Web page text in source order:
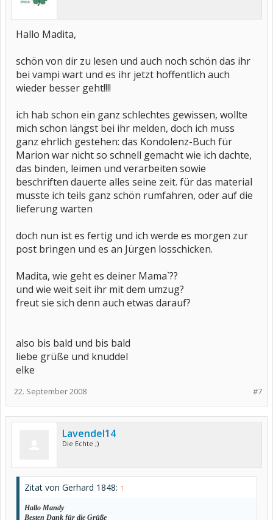
Hallo Madita,
schön von dir zu lesen und auch noch schön das ihr
bei vampi wart und es ihr jetzt hoffentlich auch
wieder besser geht!!!!
ich hab schon ein ganz schlechtes gewissen, wollte
mich schon längst bei ihr melden, doch ich muss
ganz ehrlich gestehen: das Kondolenz-Buch für
Marion war nicht so schnell gemacht wie ich dachte,
das binden, leimen und verarbeiten sowie
beschriften dauerte alles seine zeit. für das material
musste ich teils ganz schön rumfahren, oder auf die
lieferung warten
doch nun ist es fertig und ich werde es morgen zur
post bringen und es an Jürgen losschicken.
Madita, wie geht es deiner Mama`??
und wie weit seit ihr mit dem umzug?
freut sie sich denn auch etwas darauf?
also bis bald und bis bald
liebe grüße und knuddel
elke
#7
22. September 2008
Lavendel14
Die Echte ;)
Zitat von Gerhard 1848: ↑
Hallo Mandy
Besten Dank für die Grüße